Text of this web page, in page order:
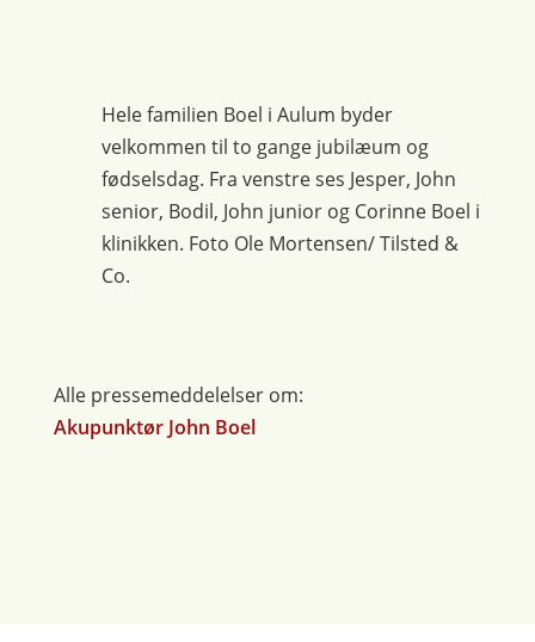
Hele familien Boel i Aulum byder
velkommen til to gange jubilæum og
fødselsdag. Fra venstre ses Jesper, John
senior, Bodil, John junior og Corinne Boel i
klinikken. Foto Ole Mortensen/ Tilsted &
Co.
Alle pressemeddelelser om:
Akupunktør John Boel